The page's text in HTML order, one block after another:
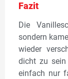
Fazit
Die
sondern
wieder
dicht zu sein
einfach nur